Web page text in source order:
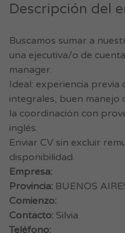
Descripción del
Buscamos sumar a
una ejecutiva/o de
manager.
Ideal: experiencia
integrales, buen manejo
la coordinación con
inglés.
Enviar CV sin excluir
disponibilidad.
Empresa:
Provincia: BUENOS
Comienzo:
Contacto: Silvia
Teléfono: